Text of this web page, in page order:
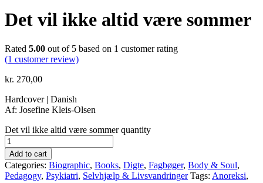
Det vil ikke altid være sommer
Rated 5.00 out of 5 based on 1 customer rating
(1 customer review)
kr. 270,00
Hardcover | Danish
Af: Josefine Kleis-Olsen
Det vil ikke altid være sommer quantity
Add to cart
Categories: Biographic, Books, Digte, Fagbøger, Body & Soul,
Pedagogy, Psykiatri, Selvhjælp & Livsvandringer Tags: Anoreksi,